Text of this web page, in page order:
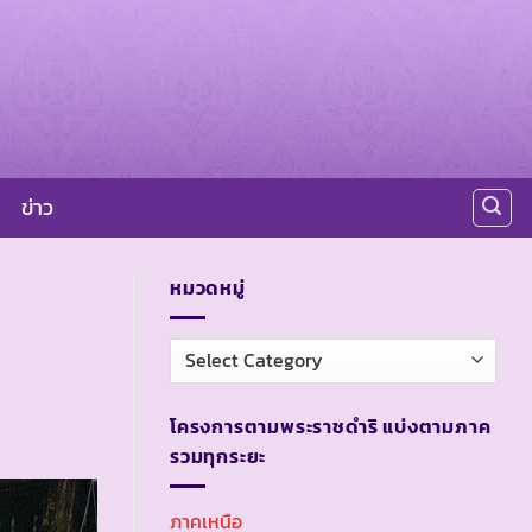
ข่าว
หมวดหมู่
หมวด
หมู่
โครงการตามพระราชดำริ แบ่งตามภาค
รวมทุกระยะ
ภาคเหนือ